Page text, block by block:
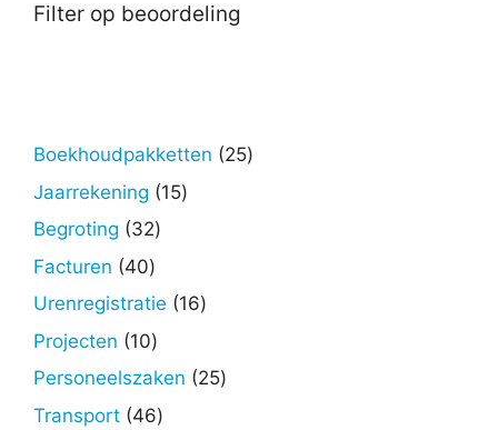
Filter op beoordeling
Boekhoudpakketten 2525
Jaarrekening 1515
Begroting 3232
Facturen 4040
producten
Urenregistratie 1616
Projecten 1010
producten
Personeelszaken 2525
Transport 4646